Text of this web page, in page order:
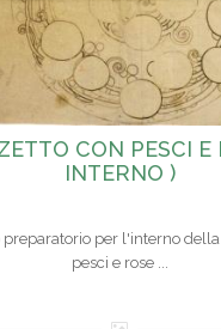
CON PESCI E
INTERNO )
preparatorio per l'interno
pesci e rose ...